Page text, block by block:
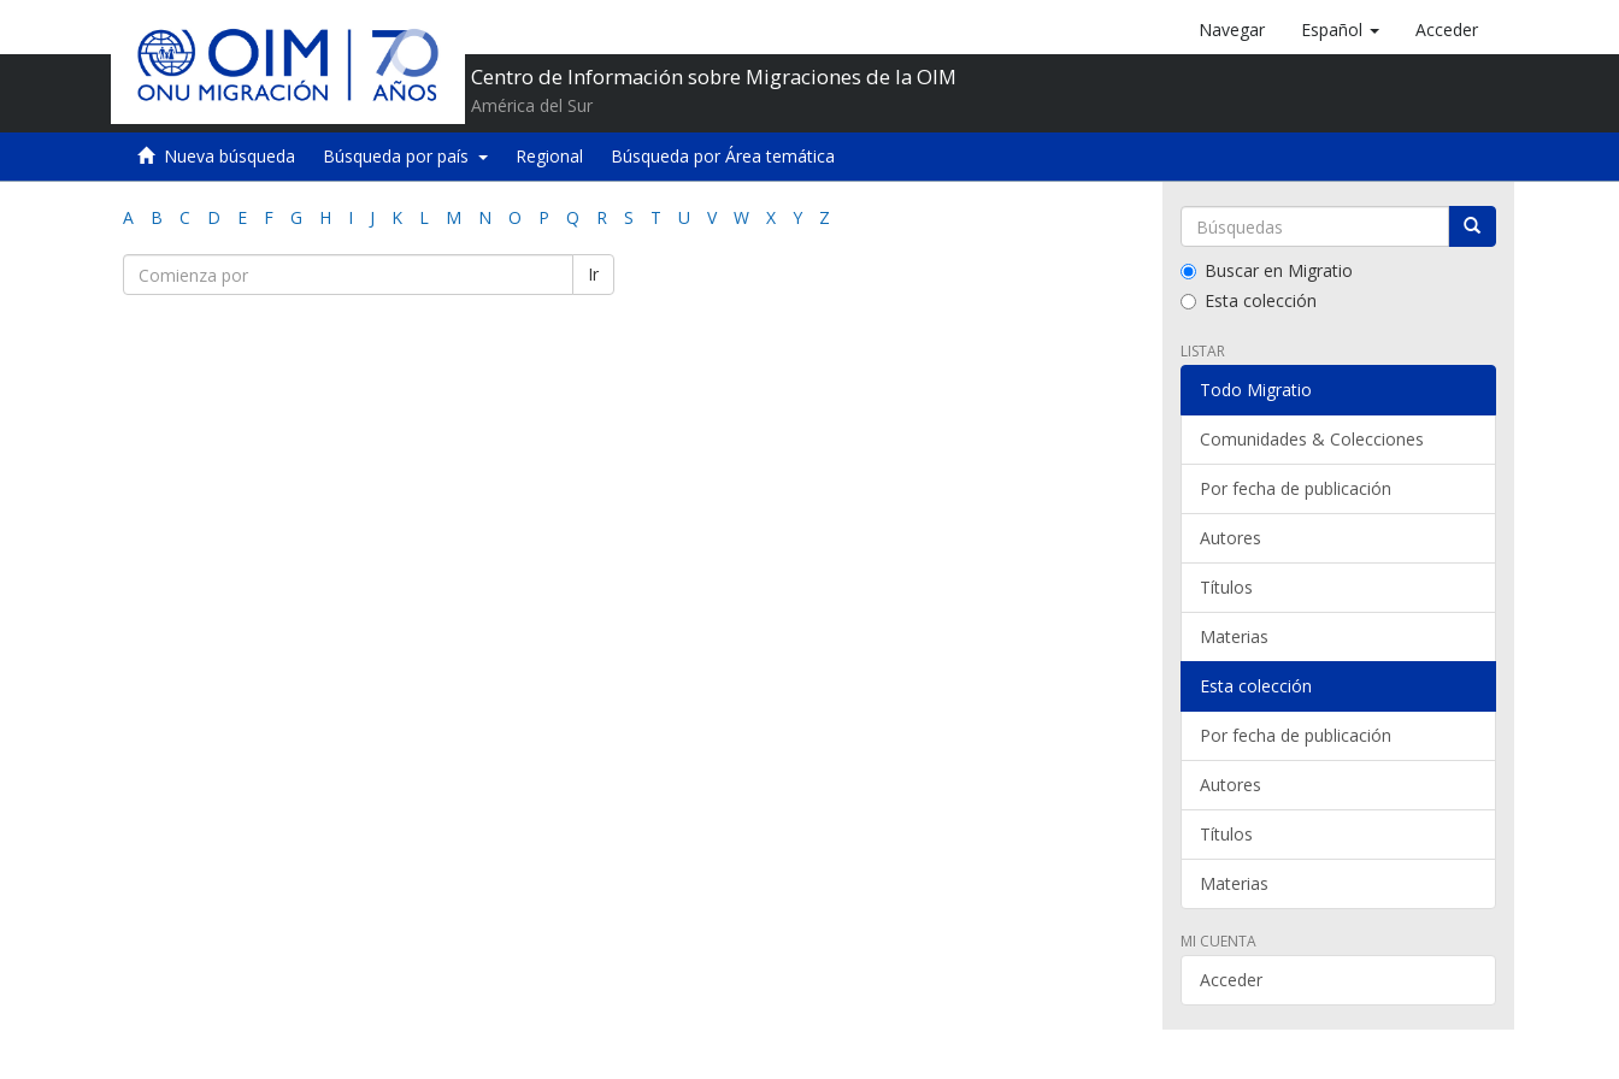
Centro de Información sobre Migraciones de la OIM
América del Sur
Navegar Español Acceder
Nueva búsqueda Búsqueda por país Regional Búsqueda por Área temática
A B C D E F G H I J K L M N O P Q R S T U V W X Y Z
Ir
Buscar en Migratio
Esta colección
LISTAR
Todo Migratio
Comunidades & Colecciones
Por fecha de publicación
Autores
Títulos
Materias
Esta colección
Por fecha de publicación
Autores
Títulos
Materias
MI CUENTA
Acceder